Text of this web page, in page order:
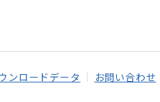
ンロードデータ お問い合わせ